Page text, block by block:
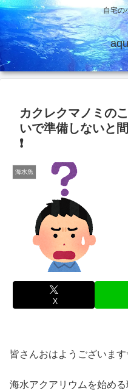
自宅の
カクレクマノミの
いで準備しないと
❗
海水魚
X
皆さんおはようございます
海水アクアリウムを始め